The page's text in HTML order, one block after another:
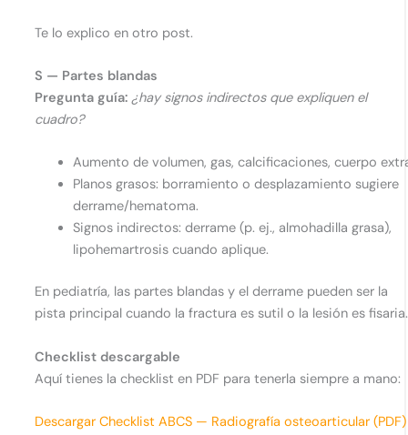
Te lo explico en otro post.
S — Partes blandas
Pregunta guía: ¿hay signos indirectos que expliquen el
cuadro?
Aumento de volumen, gas, calcificaciones, cuerpo
Planos grasos: borramiento o desplazamiento sugiere
derrame/hematoma.
Signos indirectos: derrame (p. ej., almohadilla grasa),
lipohemartrosis cuando aplique.
En pediatría, las partes blandas y el derrame pueden ser la
pista principal cuando la fractura es sutil o la lesión es fisaria.
Checklist descargable
Aquí tienes la checklist en PDF para tenerla siempre a mano:
Descargar Checklist ABCS — Radiografía osteoarticular (PDF)